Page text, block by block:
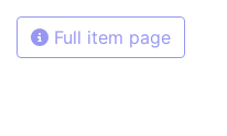
BUGALAGRANDE:
Garces Borrero.